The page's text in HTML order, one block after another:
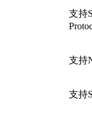
支持
支持
支持